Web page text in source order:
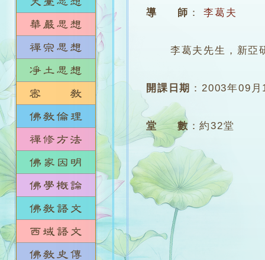
導 師 ： 李葛夫
李葛夫先生，新亞研
開課日期 ：2003年09月
堂 數 ：約32堂